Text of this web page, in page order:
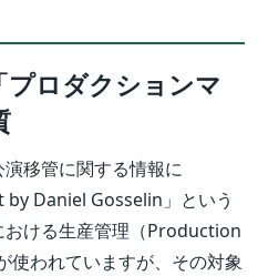
ロダクションマ
移管に関する情報に
Daniel Gosselin」という
おける生産管理（Production
われていますが、その対象